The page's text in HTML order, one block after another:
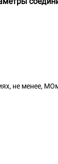
не менее,